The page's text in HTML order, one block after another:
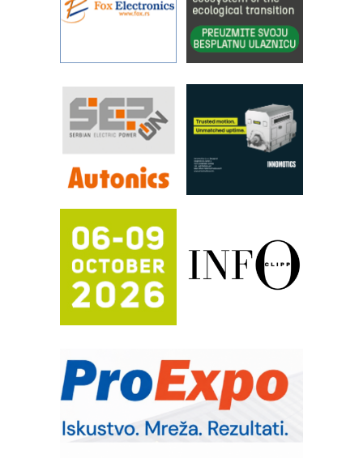
STAUFF – Komponente koje
povećavaju pouzdanost hidrauličkih
pouzdanost u transferu fluida
Filtration Group Industrial – Napredna
rešenja za filtraciju u hidrauličkim i
procesnim sistemima
RILINEX kompanije Rittal
FANUC: Najbolje za vašu pametnu
Efikasno upravljanje energijom
Automatizacija pakovanja · Display
(Shelf-Ready) omotnice
Potpuna efikasnost bez složenih
sistema
Trajna oznaka kao dugoročna korist
IB BLUMENAUER - više od 40 godina
poverenja u industriji
RMQ-TITAN ADVANCED INDICATOR
– Pametna signalizacija za efikasnije
upravljanje mašinama